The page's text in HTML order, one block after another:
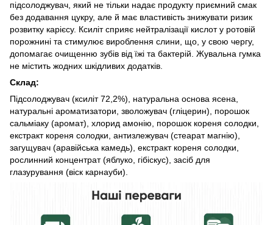
підсолоджувач, який не тільки надає продукту приємний смак
без додавання цукру, але й має властивість знижувати ризик
розвитку карієсу. Ксиліт сприяє нейтралізації кислот у ротовій
порожнині та стимулює вироблення слини, що, у свою чергу,
допомагає очищенню зубів від їжі та бактерій. Жувальна гумка
не містить жодних шкідливих додатків.
Склад:
Підсолоджувач (ксиліт 72,2%), натуральна основа ясена,
натуральні ароматизатори, зволожувач (гліцерин), порошок
сальміаку (аромат), хлорид амонію, порошок кореня солодки,
екстракт кореня солодки, антизлежувач (стеарат магнію),
загущувач (аравійська камедь), екстракт кореня солодки,
рослинний концентрат (яблуко, гібіскус), засіб для
глазурування (віск карнауби).